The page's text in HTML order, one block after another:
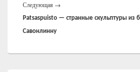
Следующая →
запись:
Patsaspuisto — странные скульптуры из
Савонлинну